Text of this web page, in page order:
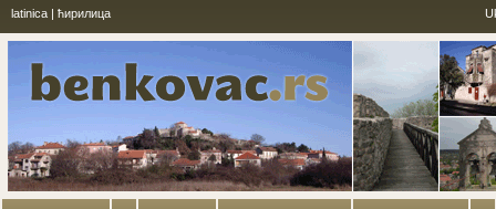
latinica | ћирилица